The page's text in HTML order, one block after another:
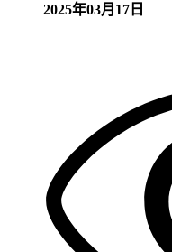
2025年03月17日